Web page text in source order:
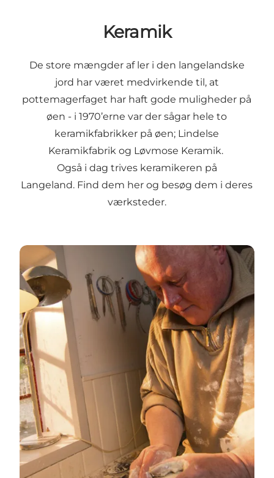
Keramik
De store mængder af ler i den langelandske
jord har været medvirkende til, at
pottemagerfaget har haft gode muligheder på
øen - i 1970’erne var der sågar hele to
keramikfabrikker på øen; Lindelse
Keramikfabrik og Løvmose Keramik.
Også i dag trives keramikeren på
Langeland. Find dem her og besøg dem i deres
værksteder.
Find de Langelandske keramikere →